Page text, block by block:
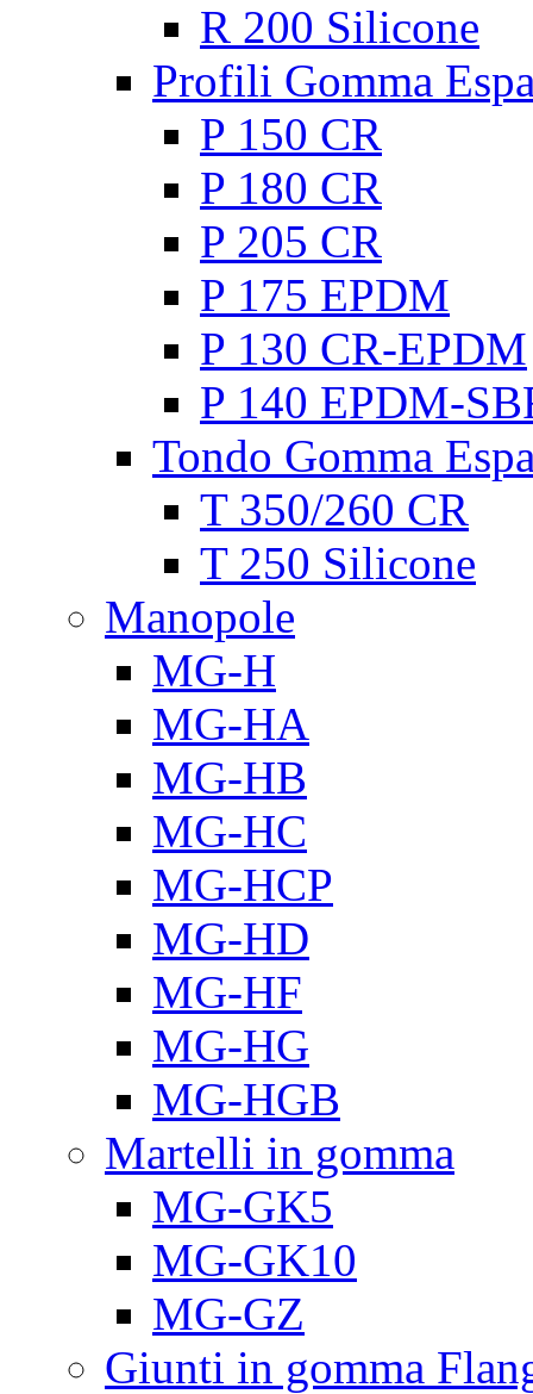
R 200 Silicone
Profili Gomma
P 150 CR
P 180 CR
P 205 CR
P 175 EPDM
P 130 CR-EPDM
P 140 EPDM-
Tondo Gomma
T 350/260 CR
T 250 Silicone
Manopole
MG-H
MG-HA
MG-HB
MG-HC
MG-HCP
MG-HD
MG-HF
MG-HG
MG-HGB
Martelli in gomma
MG-GK5
MG-GK10
MG-GZ
Giunti in gomma